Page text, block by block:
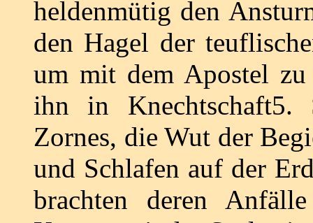
heldenmütig den
den Hagel der
um mit dem Apostel
ihn in Knechtschaft5.
Zornes, die Wut der
und Schlafen auf der
brachten deren